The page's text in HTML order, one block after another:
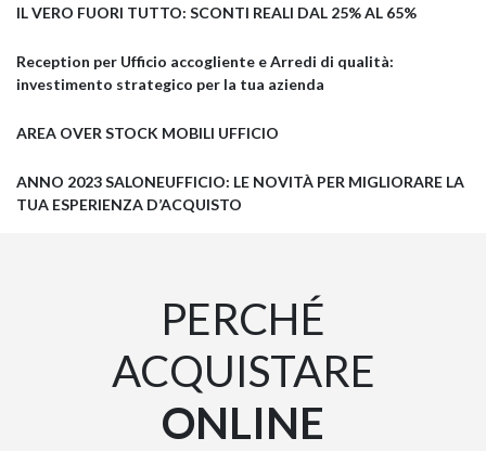
IL VERO FUORI TUTTO: SCONTI REALI DAL 25% AL 65%
Reception per Ufficio accogliente e Arredi di qualità:
investimento strategico per la tua azienda
AREA OVER STOCK MOBILI UFFICIO
ANNO 2023 SALONEUFFICIO: LE NOVITÀ PER MIGLIORARE LA
TUA ESPERIENZA D’ACQUISTO
PERCHÉ
ACQUISTARE
ONLINE